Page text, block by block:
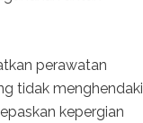
perawatan
tidak menghendaki
kepergian